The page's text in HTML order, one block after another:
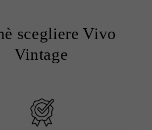
scegliere Vivo
Vintage